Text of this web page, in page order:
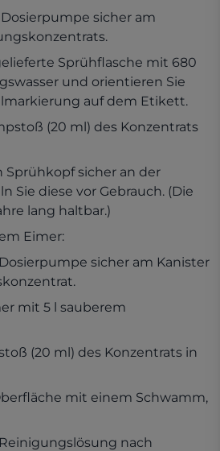
sicher am
Sprühflasche mit 680
und orientieren Sie
auf dem Etikett.
(20 ml) des Konzentrats
Sprühkopf sicher an der
Sie diese vor Gebrauch. (Die
lang haltbar.)
Eimer:
sicher am Kanister
mit 5 l sauberem
(20 ml) des Konzentrats in
mit einem Schwamm,
nach